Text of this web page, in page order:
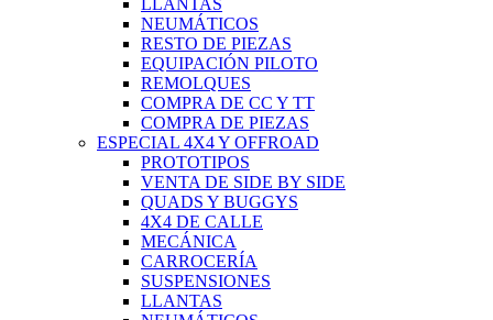
LLANTAS
NEUMÁTICOS
RESTO DE PIEZAS
EQUIPACIÓN PILOTO
REMOLQUES
COMPRA DE CC Y TT
COMPRA DE PIEZAS
ESPECIAL 4X4 Y OFFROAD
PROTOTIPOS
VENTA DE SIDE BY SIDE
QUADS Y BUGGYS
4X4 DE CALLE
MECÁNICA
CARROCERÍA
SUSPENSIONES
LLANTAS